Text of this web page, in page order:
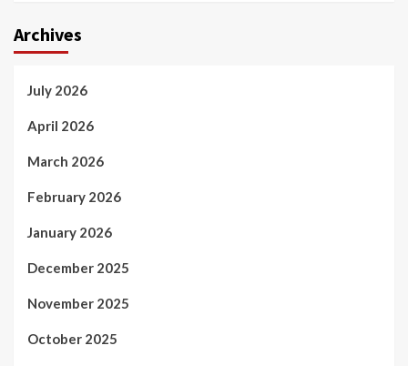
Archives
July 2026
April 2026
March 2026
February 2026
January 2026
December 2025
November 2025
October 2025